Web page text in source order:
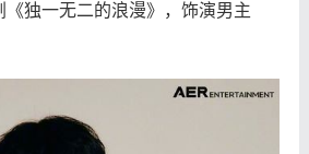
独一无二的浪漫》，饰演男主